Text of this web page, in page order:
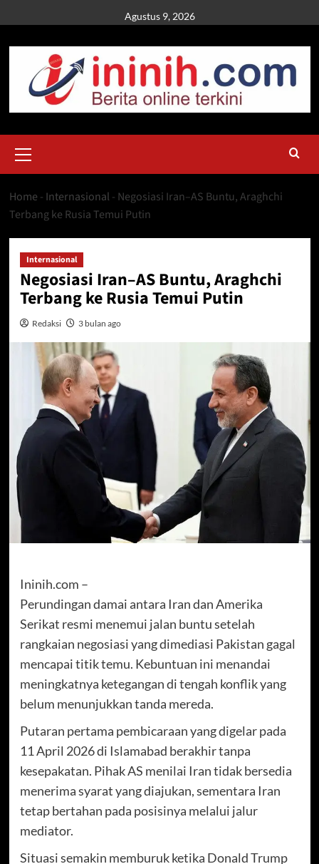
to
content
Agustus 9, 2026
Menu
Home - Internasional - Negosiasi Iran–AS Buntu, Araghchi
Terbang ke Rusia Temui Putin
Internasional
Negosiasi Iran–AS Buntu, Araghchi
Terbang ke Rusia Temui Putin
Redaksi 3 bulan ago
Ininih.com –
Perundingan damai antara Iran dan Amerika
Serikat resmi menemui jalan buntu setelah
rangkaian negosiasi yang dimediasi Pakistan gagal
mencapai titik temu. Kebuntuan ini menandai
meningkatnya ketegangan di tengah konflik yang
belum menunjukkan tanda mereda.
Putaran pertama pembicaraan yang digelar pada
11 April 2026 di Islamabad berakhir tanpa
kesepakatan. Pihak AS menilai Iran tidak bersedia
menerima syarat yang diajukan, sementara Iran
tetap bertahan pada posisinya melalui jalur
mediator.
Situasi semakin memburuk ketika Donald Trump